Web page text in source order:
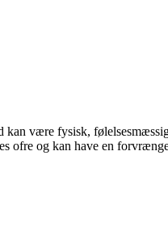
være fysisk,
og kan have en